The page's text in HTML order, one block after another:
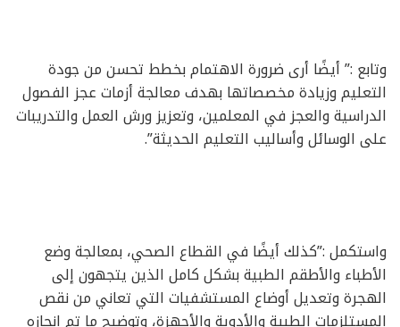
وتابع :” أيضًا أرى ضرورة الاهتمام بخطط تحسن من جودة
التعليم وزيادة مخصصاتها بهدف معالجة أزمات عجز الفصول
الدراسية والعجز في المعلمين، وتعزيز ورش العمل والتدريبات
على الوسائل وأساليب التعليم الحديثة”.
واستكمل :”كذلك أيضًا في القطاع الصحي، بمعالجة وضع
الأطباء والأطقم الطبية بشكل كامل الذين يتجهون إلى
الهجرة وتعديل أوضاع المستشفيات التي تعاني من نقص
المستلزمات الطبية والأدوية والأجهزة، وتوضيح ما تم إنجازه